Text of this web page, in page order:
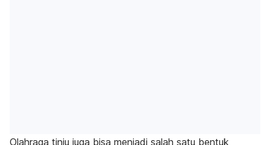
Olahraga tinju juga bisa menjadi salah satu bentuk